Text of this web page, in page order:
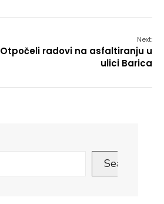
Next:
Otpočeli radovi na asfaltiranju u
ulici Barica
Search